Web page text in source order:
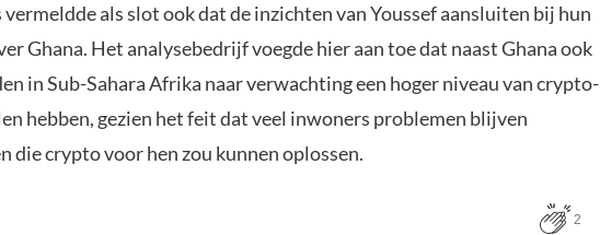
als slot ook dat de inzichten van Youssef aansluiten bij hun
Ghana. Het analysebedrijf voegde hier aan toe dat naast Ghana ook
in Sub-Sahara Afrika naar verwachting een hoger niveau van crypto-
hebben, gezien het feit dat veel inwoners problemen blijven
die crypto voor hen zou kunnen oplossen.
2